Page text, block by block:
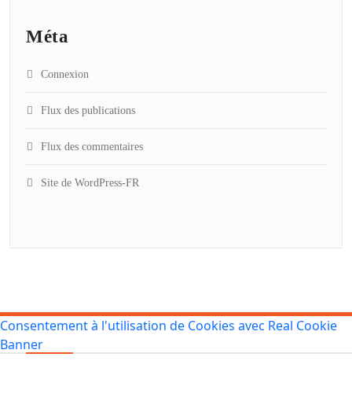
Méta
Connexion
Flux des publications
Flux des commentaires
Site de WordPress-FR
Consentement à l'utilisation de Cookies avec Real Cookie
Banner